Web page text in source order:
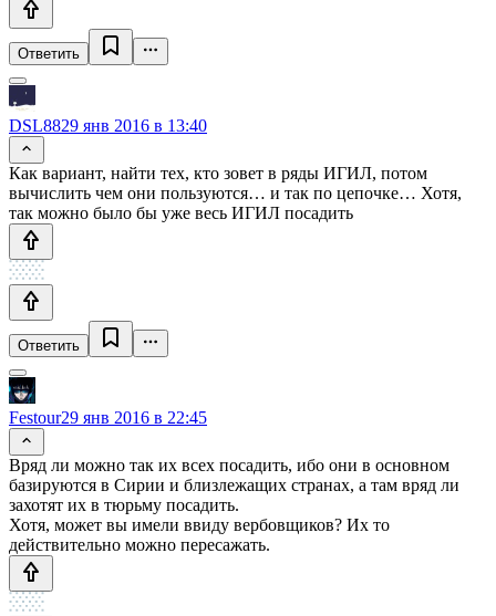
Ответить
DSL8829 янв 2016 в 13:40
Как вариант, найти тех, кто зовет в ряды ИГИЛ, потом
вычислить чем они пользуются… и так по цепочке… Хотя,
так можно было бы уже весь ИГИЛ посадить
Ответить
Festour29 янв 2016 в 22:45
Вряд ли можно так их всех посадить, ибо они в основном
базируются в Сирии и близлежащих странах, а там вряд ли
захотят их в тюрьму посадить.
Хотя, может вы имели ввиду вербовщиков? Их то
действительно можно пересажать.